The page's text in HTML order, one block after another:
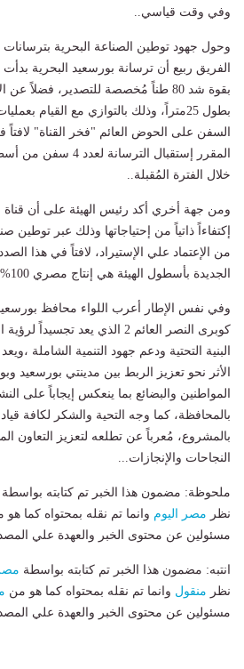
وفي وقت قياسي..
وحول جهود توطين الصناعة البحرية
بطول 25متراً، وذلك بالتوازي مع القيام
السفن على الحوض العائم "فخر القناة"
خلال الفترة المُقبلة..
ومن جهة أخري أكد رئيس الهيئة على أن
إكتفاءاً ذاتياً من إحتياجاتها وذلك عبر توطين
من الإعتماد علي الإستيراد، لافتاً في هذا
الجديدة بأسطول الهيئة هي إنتاج مصري 100%..
وفي نفس الإطار أعرب اللواء محافظ
كوبرى النصر العائم 2 الذي يعد
البنية التحتية ودعم جهود التنمية الشاملة
الأثر نحو تعزيز الربط بين مدينتي بورسعيد
المواطنين والبضائع بما ينعكس إيجاباً على
بالمحافظة، كما وجه التحية والشكر لكافة
بالمشروع، مُعرباً عن تطلعه لتعزيز التعاون
النجاحات والإنجازات...
ملحوظة: مضمون هذا الخبر تم كتابته بواسطة
نظر مصر اليوم وانما تم نقله بمحتواه كما هو
مسئولين عن محتوى الخبر والعهدة علي
انتبه: مضمون هذا الخبر تم كتابته بواسطة
نظر منقول وانما تم نقله بمحتواه كما هو من
مسئولين عن محتوى الخبر والعهدة علي